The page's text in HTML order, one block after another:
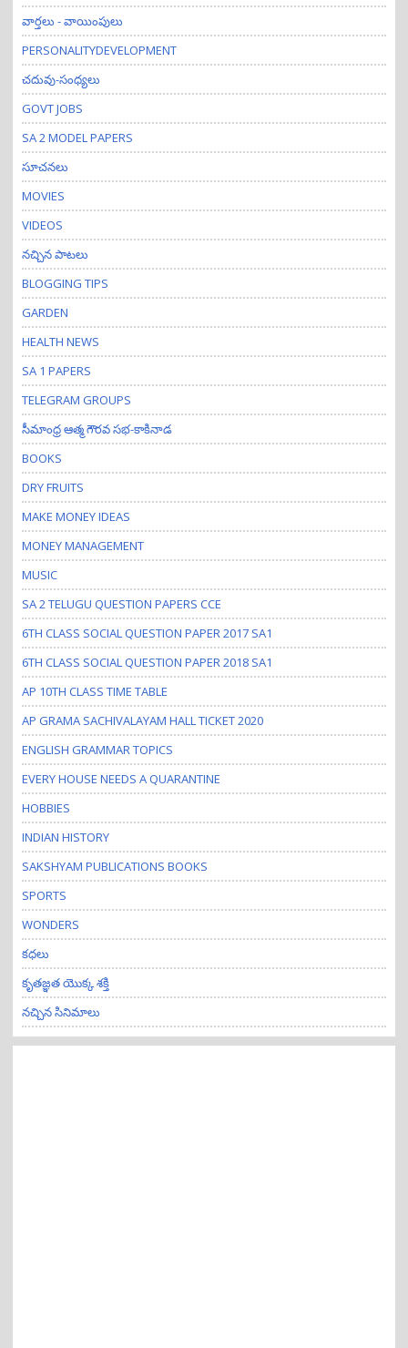
వార్తలు - వాయింపులు
PERSONALITYDEVELOPMENT
చదువు-సంధ్యలు
GOVT JOBS
SA 2 MODEL PAPERS
సూచనలు
MOVIES
VIDEOS
నచ్చిన పాటలు
BLOGGING TIPS
GARDEN
HEALTH NEWS
SA 1 PAPERS
TELEGRAM GROUPS
సీమాంధ్ర ఆత్మ గౌరవ సభ-కాకినాడ
BOOKS
DRY FRUITS
MAKE MONEY IDEAS
MONEY MANAGEMENT
MUSIC
SA 2 TELUGU QUESTION PAPERS CCE
6TH CLASS SOCIAL QUESTION PAPER 2017 SA1
6TH CLASS SOCIAL QUESTION PAPER 2018 SA1
AP 10TH CLASS TIME TABLE
AP GRAMA SACHIVALAYAM HALL TICKET 2020
ENGLISH GRAMMAR TOPICS
EVERY HOUSE NEEDS A QUARANTINE
HOBBIES
INDIAN HISTORY
SAKSHYAM PUBLICATIONS BOOKS
SPORTS
WONDERS
కధలు
కృతజ్ఞత యొక్క శక్తి
నచ్చిన సినిమాలు